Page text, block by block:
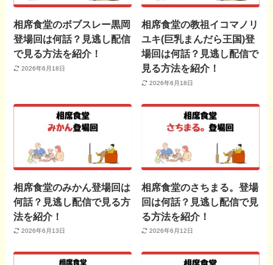
相席食堂のボブスレー黒岡
登場回は何話？見逃し配信
で見る方法を紹介！
2026年6月18日
相席食堂の教祖イコマノリ
ユキ(巨乳まんだら王国)登
場回は何話？見逃し配信で
見る方法を紹介！
2026年6月18日
相席食堂のみかん登場回は
何話？見逃し配信で見る方
法を紹介！
2026年6月13日
相席食堂のさちまる。登場
回は何話？見逃し配信で見
る方法を紹介！
2026年6月12日